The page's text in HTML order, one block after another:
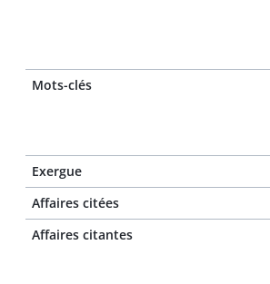
Mots-clés
Exergue
Affaires citées
Affaires citantes